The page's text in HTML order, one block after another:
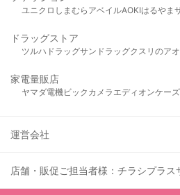
ユニクロ しまむら アベイルAOKIはるやま
ドラッグストア
ツルハドラッグサンドラッグクスリのア
家電量販店
ヤマダ電機ビックカメラ エディオンケー
運営会社
店舗・販促ご担当者様：チラシプラス